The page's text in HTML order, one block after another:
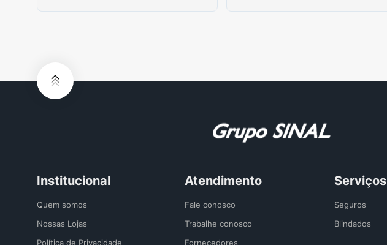
Institucional
Quem somos
Nossas Lojas
Política de Privacidade
Atendimento
Fale conosco
Trabalhe conosco
Fornecedores
Serviços
Seguros
Blindados